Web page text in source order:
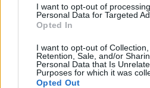
I want to opt-out of
Personal Data for Targeted
Opted In
I want to opt-out of Collection,
Retention, Sale, and/or
Personal Data that Is
Purposes for which it was
Opted Out
British International School